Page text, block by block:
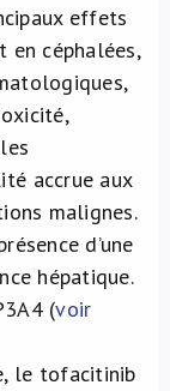
effets
céphalées,
accrue aux
malignes.
d’une
hépatique.
(voir
le tofacitinib